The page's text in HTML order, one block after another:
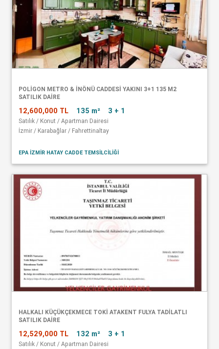
POLİGON METRO & İNÖNÜ CADDESİ YAKINI 3+1 135 M2
SATILIK DAİRE
12,600,000 TL 135 m² 3 + 1
Satılık / Konut / Apartman Dairesi
İzmir / Karabağlar / Fahrettinaltay
EPA İZMİR HATAY CADDE TEMSİLCİLİĞİ
HALKALI KÜÇÜKÇEKMECE TOKİ ATAKENT FULYA TADİLATLI
SATILIK DAİRE
12,529,000 TL 132 m² 3 + 1
Satılık / Konut / Apartman Dairesi